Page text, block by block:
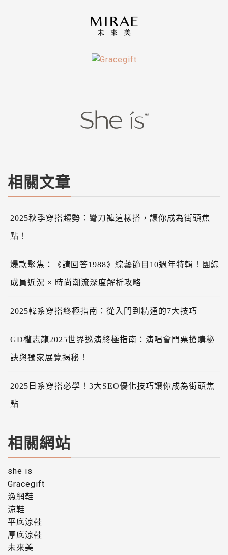
相關文章
2025秋季穿搭趨勢：彎刀褲這樣搭，讓你成為街頭焦
點！
爆款聚焦：《請回答1988》綜藝節目10週年特輯！團綜
成員近況 × 時尚潮流深度解析攻略
2025韓系穿搭終極指南：從入門到精通的7大技巧
GD權志龍2025世界巡演終極指南：演唱會門票搶購秘
訣與獨家展覽揭秘！
2025日系穿搭必學！3大SEO優化技巧讓你成為街頭焦
點
相關網站
she is
Gracegift
漁網鞋
涼鞋
平底涼鞋
厚底涼鞋
未來美